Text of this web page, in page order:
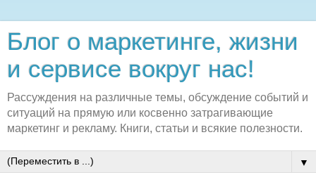
Блог о маркетинге, жизни
и сервисе вокруг нас!
Рассуждения на различные темы, обсуждение событий и
ситуаций на прямую или косвенно затрагивающие
маркетинг и рекламу. Книги, статьи и всякие полезности.
▼